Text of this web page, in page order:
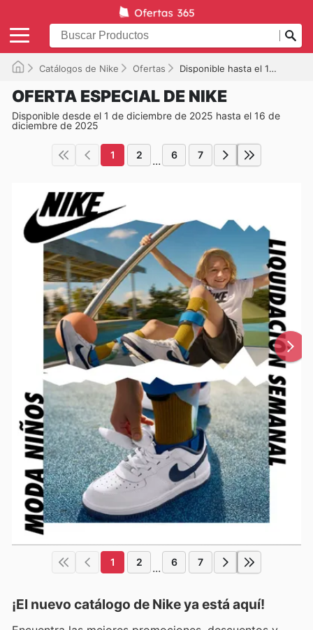
Catálogos de Nike Ofertas Disponible hasta el 16/12/2025
OFERTA ESPECIAL DE NIKE
Disponible desde el 1 de diciembre de 2025 hasta el 16 de
diciembre de 2025
1 2 ... 6 7
1 2 ... 6 7
¡El nuevo catálogo de Nikeya está aquí!